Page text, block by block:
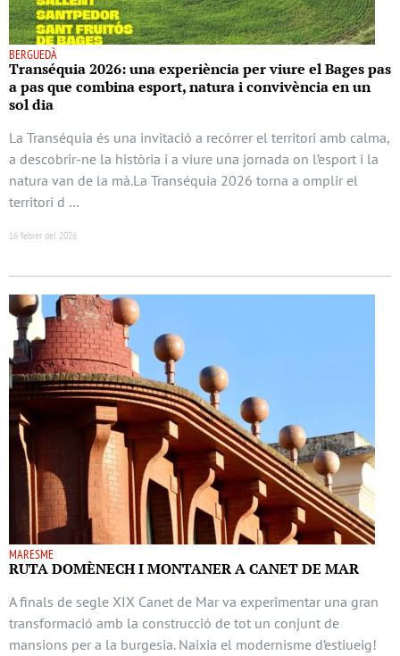
BERGUEDÀ
Transéquia 2026: una experiència per viure el Bages pas
a pas que combina esport, natura i convivència en un
sol dia
La Transéquia és una invitació a recórrer el territori amb calma,
a descobrir-ne la història i a viure una jornada on l’esport i la
natura van de la mà.La Transéquia 2026 torna a omplir el
territori d …
16 febrer del 2026
MARESME
RUTA DOMÈNECH I MONTANER A CANET DE MAR
A finals de segle XIX Canet de Mar va experimentar una gran
transformació amb la construcció de tot un conjunt de
mansions per a la burgesia. Naixia el modernisme d’estiueig!